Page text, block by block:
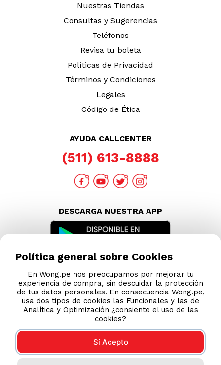
Nuestras Tiendas
Consultas y Sugerencias
Teléfonos
Revisa tu boleta
Políticas de Privacidad
Términos y Condiciones
Legales
Código de Ética
AYUDA CALLCENTER
(511) 613-8888
DESCARGA NUESTRA APP
Política general sobre Cookies
En Wong.pe nos preocupamos por mejorar tu
experiencia de compra, sin descuidar la protección
de tus datos personales. En consecuencia Wong.pe,
usa dos tipos de cookies las Funcionales y las de
Analítica y Optimización ¿consiente el uso de las
cookies?
Sí Acepto